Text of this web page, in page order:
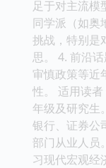
足于对主流模
同学派（如奥
挑战，特别是
思。 4. 前沿
审慎政策等近
性。 适用读
年级及研究生
银行、证券公
部门从业人员
习现代宏观经